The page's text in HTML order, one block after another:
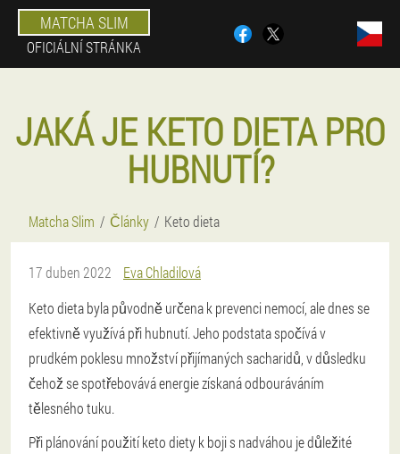
MATCHA SLIM
OFICIÁLNÍ STRÁNKA
JAKÁ JE KETO DIETA PRO
HUBNUTÍ?
Matcha Slim Články Keto dieta
17 duben 2022
Eva Chladilová
Keto dieta byla původně určena k prevenci nemocí, ale dnes se
efektivně využívá při hubnutí. Jeho podstata spočívá v
prudkém poklesu množství přijímaných sacharidů, v důsledku
čehož se spotřebovává energie získaná odbouráváním
tělesného tuku.
Při plánování použití keto diety k boji s nadváhou je důležité